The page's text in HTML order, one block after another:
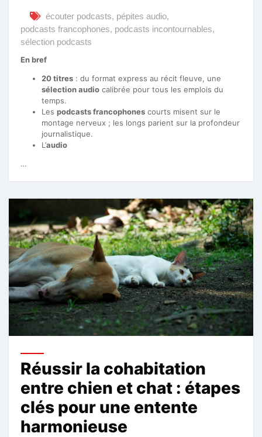
écouter podcasts, pépites audio,
podcasts francophones, podcasts incontournables,
sélection podcasts
En bref
20 titres : du format express au récit fleuve, une
sélection audio calibrée pour tous les emplois du
temps.
Les podcasts francophones courts misent sur le
montage nerveux ; les longs parient sur la profondeur
journalistique.
L’audio
…
Réussir la cohabitation
entre chien et chat : étapes
clés pour une entente
harmonieuse